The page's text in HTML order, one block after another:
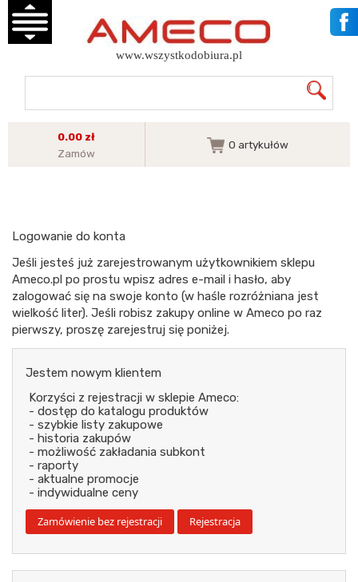
www.wszystkodobiura.pl
0.00 zł
Zamów
0 artykułów
Logowanie do konta
Jeśli jesteś już zarejestrowanym użytkownikiem sklepu
Ameco.pl po prostu wpisz adres e-mail i hasło, aby
zalogować się na swoje konto (w haśle rozróżniana jest
wielkość liter). Jeśli robisz zakupy online w Ameco po raz
pierwszy, proszę zarejestruj się poniżej.
Jestem nowym klientem
Korzyści z rejestracji w sklepie Ameco:
- dostęp do katalogu produktów
- szybkie listy zakupowe
- historia zakupów
- możliwość zakładania subkont
- raporty
- aktualne promocje
- indywidualne ceny